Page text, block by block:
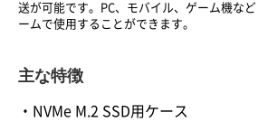
送が可能です。PC、モバイル、ゲーム機な
ームで使用することができます。
主な特徴
・NVMe M.2 SSD用ケース